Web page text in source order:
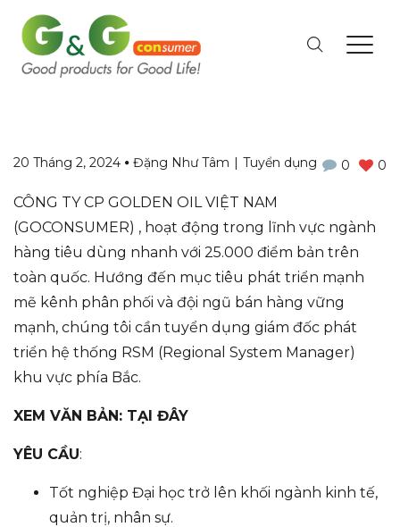
20 Tháng 2, 2024 Đặng Như Tâm Tuyển dụng 0 0
CÔNG TY CP GOLDEN OIL VIỆT NAM
(GOCONSUMER) , hoạt động trong lĩnh vực ngành
hàng tiêu dùng nhanh với 25.000 điểm bản trên
toàn quốc. Hướng đến mục tiêu phát triển mạnh
mẽ kênh phân phối và đội ngũ bán hàng vững
mạnh, chúng tôi cần tuyển dụng giám đốc phát
triển hệ thống RSM (Regional System Manager)
khu vực phía Bắc.
XEM VĂN BẢN: TẠI ĐÂY
YÊU CẦU:
Tốt nghiệp Đại học trở lên khối ngành kinh tế,
quản trị, nhân sự.